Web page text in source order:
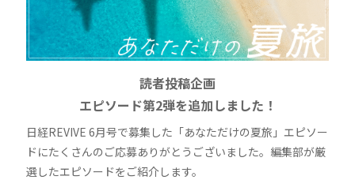
読者投稿企画
エピソード第2弾を追加しました！
日経REVIVE 6月号で募集した「あなただけの夏旅」エピソー
ドにたくさんのご応募ありがとうございました。編集部が厳
選したエピソードをご紹介します。